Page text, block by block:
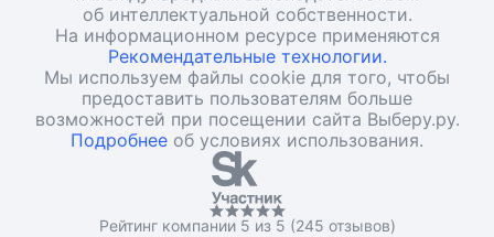
об интеллектуальной собственности.
На информационном ресурсе применяются
Рекомендательные технологии.
Мы используем файлы cookie для того, чтобы
предоставить пользователям больше
возможностей при посещении сайта Выберу.ру.
Подробнее об условиях использования.
Рейтинг компании 5 из 5 (245 отзывов)